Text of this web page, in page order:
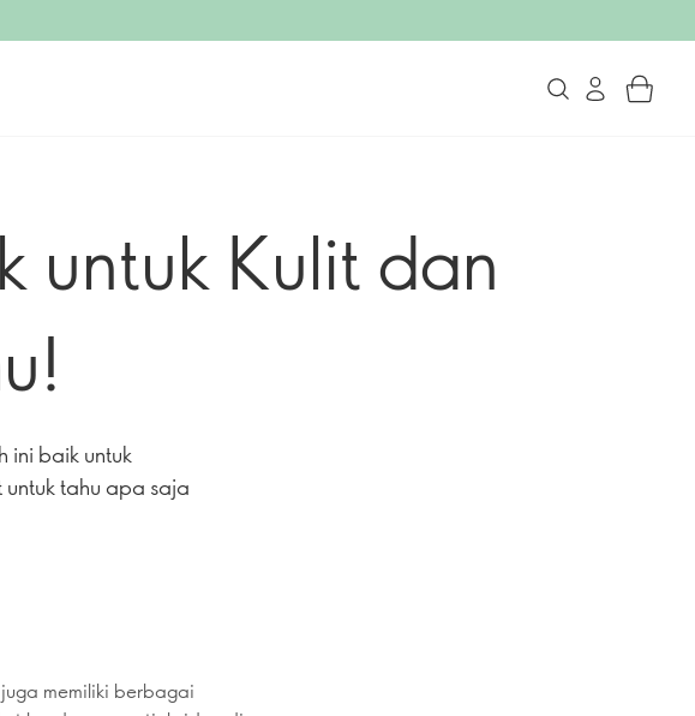
untuk Kulit dan
ini baik untuk
tahu apa saja
memiliki berbagai